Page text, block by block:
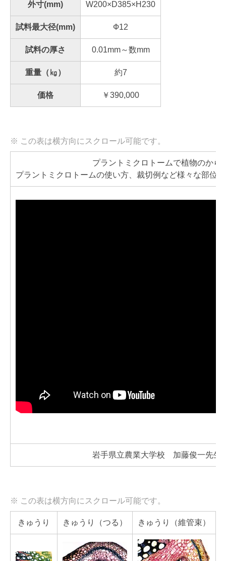
外寸(mm) W200×D385×H230
試料最大径(mm) Ф12
試料の厚さ 0.01mm～数mm
重量（㎏） 約7
価格 ￥390,000
プラントミクロトームで植物のから
プラントミクロトームの使い方、裁切例など様々な部位
岩手県立農業大学校 加藤俊一先生
きゅうり きゅうり（つる） きゅうり（維管束）